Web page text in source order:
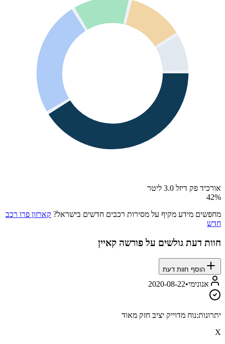
אורכיד פק דיזל 3.0 ליטר
42%
מחפשים מידע מקיף על מסירות רכבים חדשים בישראל? קארזון פרו רכב
חדש
חוות דעת גולשים על פורשה קאיין
הוסף חוות דעת
אנונימי•
2020-08-22
יתרונות:נוח מדוייק יציב חזק מאוד
X